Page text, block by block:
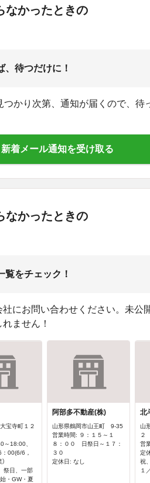
なかったときの
、待つだけに！
かり次第、通知が届くので、待
新着メール通知を受け取る
なかったときの
覧をチェック！
にお問い合わせください。未公
ません！
宝寺町１２
～18:00、
00(6/6，
祭日、一部
・GW・夏
阿部多不動産(株)
山形県鶴岡市山王町 9-35
営業時間: ９：１５～１
８：００ 日祭日～１７：
３０
定休日: なし
北
山
２
営
定
祝
１